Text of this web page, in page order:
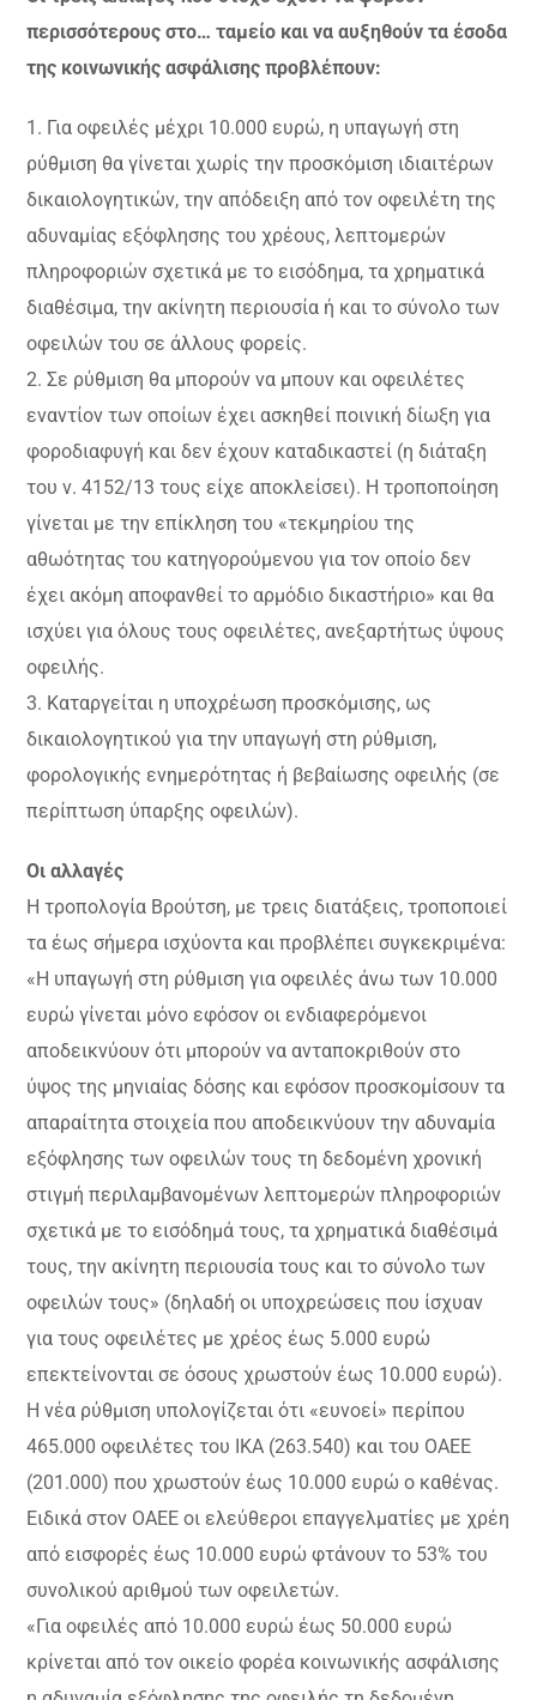
περισσότερους στο… ταμείο και να αυξηθούν τα έσοδα
της κοινωνικής ασφάλισης προβλέπουν:
1. Για οφειλές μέχρι 10.000 ευρώ, η υπαγωγή στη
ρύθμιση θα γίνεται χωρίς την προσκόμιση ιδιαιτέρων
δικαιολογητικών, την απόδειξη από τον οφειλέτη της
αδυναμίας εξόφλησης του χρέους, λεπτομερών
πληροφοριών σχετικά με το εισόδημα, τα χρηματικά
διαθέσιμα, την ακίνητη περιουσία ή και το σύνολο των
οφειλών του σε άλλους φορείς.
2. Σε ρύθμιση θα μπορούν να μπουν και οφειλέτες
εναντίον των οποίων έχει ασκηθεί ποινική δίωξη για
φοροδιαφυγή και δεν έχουν καταδικαστεί (η διάταξη
του ν. 4152/13 τους είχε αποκλείσει). Η τροποποίηση
γίνεται με την επίκληση του «τεκμηρίου της
αθωότητας του κατηγορούμενου για τον οποίο δεν
έχει ακόμη αποφανθεί το αρμόδιο δικαστήριο» και θα
ισχύει για όλους τους οφειλέτες, ανεξαρτήτως ύψους
οφειλής.
3. Καταργείται η υποχρέωση προσκόμισης, ως
δικαιολογητικού για την υπαγωγή στη ρύθμιση,
φορολογικής ενημερότητας ή βεβαίωσης οφειλής (σε
περίπτωση ύπαρξης οφειλών).
Οι αλλαγές
Η τροπολογία Βρούτση, με τρεις διατάξεις, τροποποιεί
τα έως σήμερα ισχύοντα και προβλέπει συγκεκριμένα:
«Η υπαγωγή στη ρύθμιση για οφειλές άνω των 10.000
ευρώ γίνεται μόνο εφόσον οι ενδιαφερόμενοι
αποδεικνύουν ότι μπορούν να ανταποκριθούν στο
ύψος της μηνιαίας δόσης και εφόσον προσκομίσουν τα
απαραίτητα στοιχεία που αποδεικνύουν την αδυναμία
εξόφλησης των οφειλών τους τη δεδομένη χρονική
στιγμή περιλαμβανομένων λεπτομερών πληροφοριών
σχετικά με το εισόδημά τους, τα χρηματικά διαθέσιμά
τους, την ακίνητη περιουσία τους και το σύνολο των
οφειλών τους» (δηλαδή οι υποχρεώσεις που ίσχυαν
για τους οφειλέτες με χρέος έως 5.000 ευρώ
επεκτείνονται σε όσους χρωστούν έως 10.000 ευρώ).
Η νέα ρύθμιση υπολογίζεται ότι «ευνοεί» περίπου
465.000 οφειλέτες του ΙΚΑ (263.540) και του ΟΑΕΕ
(201.000) που χρωστούν έως 10.000 ευρώ ο καθένας.
Ειδικά στον ΟΑΕΕ οι ελεύθεροι επαγγελματίες με χρέη
από εισφορές έως 10.000 ευρώ φτάνουν το 53% του
συνολικού αριθμού των οφειλετών.
«Για οφειλές από 10.000 ευρώ έως 50.000 ευρώ
κρίνεται από τον οικείο φορέα κοινωνικής ασφάλισης